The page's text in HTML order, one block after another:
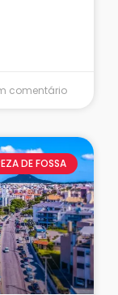
comentário
DE FOSSA